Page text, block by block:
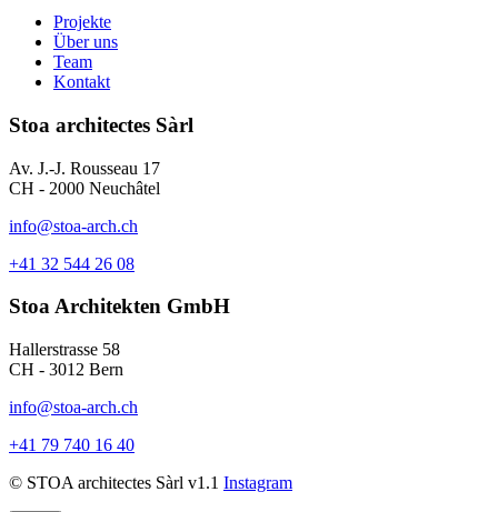
Projekte
Über uns
Team
Kontakt
Stoa architectes Sàrl
Av. J.-J. Rousseau 17
CH - 2000 Neuchâtel
info@stoa-arch.ch
+41 32 544 26 08
Stoa Architekten GmbH
Hallerstrasse 58
CH - 3012 Bern
info@stoa-arch.ch
+41 79 740 16 40
© STOA architectes Sàrl v1.1 Instagram